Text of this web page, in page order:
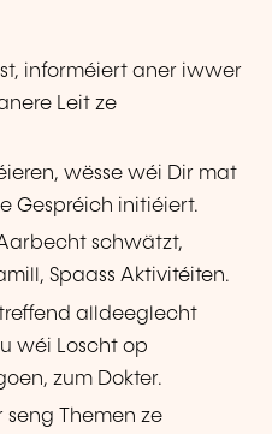
informéiert aner iwwer
Leit ze
wësse wéi Dir mat
Gespréich initiéiert.
schwätzt,
Spaass Aktivitéiten.
alldeeglecht
wéi Loscht op
zum Dokter.
seng Themen ze